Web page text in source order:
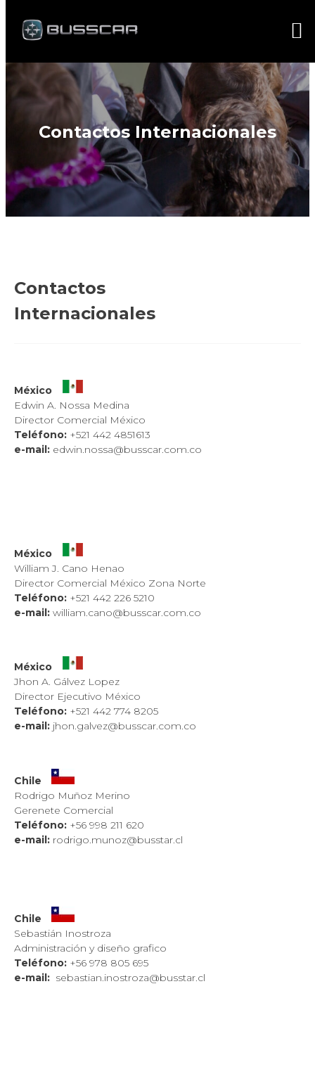
Contactos Internacionales
Contactos
Internacionales
México
Edwin A. Nossa Medina
Director Comercial México
Teléfono: +521 442 4851613
e-mail: edwin.nossa@busscar.com.co
México
William J. Cano Henao
Director Comercial México Zona Norte
Teléfono: +521 442 226 5210
e-mail: william.cano@busscar.com.co
México
Jhon A. Gálvez Lopez
Director Ejecutivo México
Teléfono: +521 442 774 8205
e-mail: jhon.galvez@busscar.com.co
Chile
Rodrigo Muñoz Merino
Gerenete Comercial
Teléfono: +56 998 211 620
e-mail: rodrigo.munoz@busstar.cl
Chile
Sebastián Inostroza
Administración y diseño grafico
Teléfono: +56 978 805 695
e-mail: sebastian.inostroza@busstar.cl